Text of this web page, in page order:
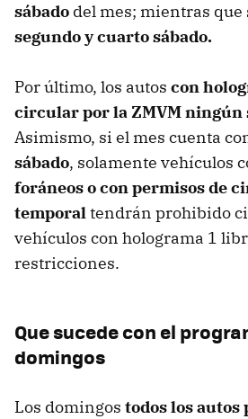
sábado del mes; mientras que
segundo y cuarto sábado.
Por último, los autos con
circular por la ZMVMningún
Asimismo, si el mes cuenta
sábado, solamente vehículos
foráneos o con permisos de
temporaltendrán prohibido
vehículos con holograma 1
restricciones.
Que sucede con el
domingos
Los domingos todos los